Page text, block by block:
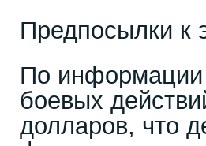
Предпосылки к
По информации
боевых
долларов, что